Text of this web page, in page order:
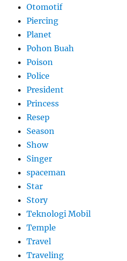
Otomotif
Piercing
Planet
Pohon Buah
Poison
Police
President
Princess
Resep
Season
Show
Singer
spaceman
Star
Story
Teknologi Mobil
Temple
Travel
Traveling